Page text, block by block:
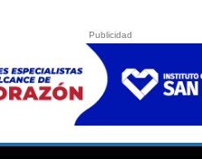
Publicidad